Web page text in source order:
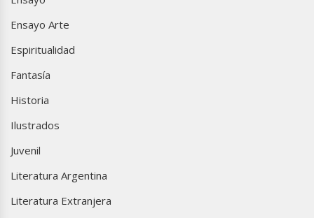
Ensayo Arte
Espiritualidad
Fantasía
Historia
Ilustrados
Juvenil
Literatura Argentina
Literatura Extranjera